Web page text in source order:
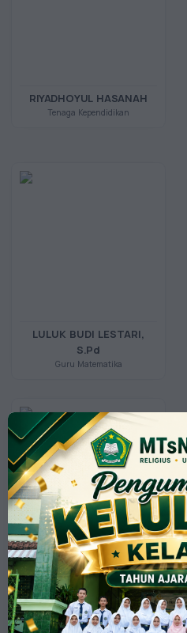
RIYADHOYUL HASANAH
Tenaga Kependidikan
LULUK BUDI LESTARI,
S.Pd
Guru Matematika
IMAM SANTOSA, S.Ag
Guru Akidah Akhlak